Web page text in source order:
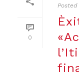
0
Posted